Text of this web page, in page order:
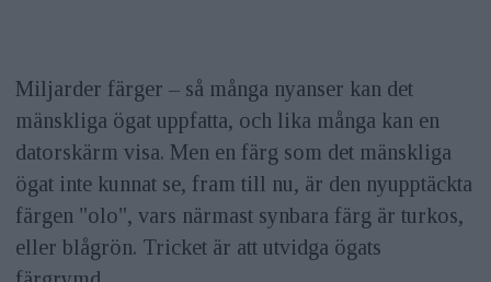
Miljarder färger – så många nyanser kan det
mänskliga ögat uppfatta, och lika många kan en
datorskärm visa. Men en färg som det mänskliga
ögat inte kunnat se, fram till nu, är den nyupptäckta
färgen "olo", vars närmast synbara färg är turkos,
eller blågrön. Tricket är att utvidga ögats